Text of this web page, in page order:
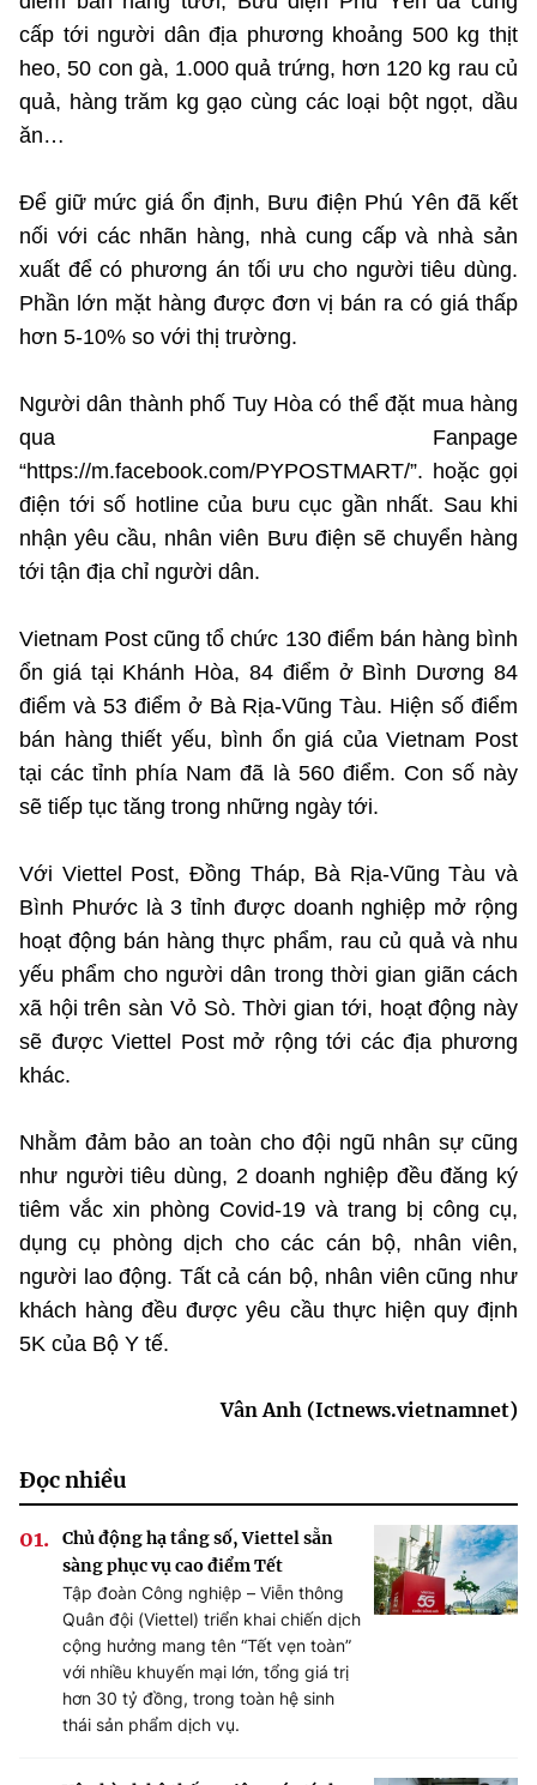
cấp tới người dân địa phương khoảng 500 kg thịt
heo, 50 con gà, 1.000 quả trứng, hơn 120 kg rau củ
quả, hàng trăm kg gạo cùng các loại bột ngọt, dầu
ăn…
Để giữ mức giá ổn định, Bưu điện Phú Yên đã kết
nối với các nhãn hàng, nhà cung cấp và nhà sản
xuất để có phương án tối ưu cho người tiêu dùng.
Phần lớn mặt hàng được đơn vị bán ra có giá thấp
hơn 5-10% so với thị trường.
Người dân thành phố Tuy Hòa có thể đặt mua hàng
qua Fanpage
“https://m.facebook.com/PYPOSTMART/”. hoặc gọi
điện tới số hotline của bưu cục gần nhất. Sau khi
nhận yêu cầu, nhân viên Bưu điện sẽ chuyển hàng
tới tận địa chỉ người dân.
Vietnam Post cũng tổ chức 130 điểm bán hàng bình
ổn giá tại Khánh Hòa, 84 điểm ở Bình Dương 84
điểm và 53 điểm ở Bà Rịa-Vũng Tàu. Hiện số điểm
bán hàng thiết yếu, bình ổn giá của Vietnam Post
tại các tỉnh phía Nam đã là 560 điểm. Con số này
sẽ tiếp tục tăng trong những ngày tới.
Với Viettel Post, Đồng Tháp, Bà Rịa-Vũng Tàu và
Bình Phước là 3 tỉnh được doanh nghiệp mở rộng
hoạt động bán hàng thực phẩm, rau củ quả và nhu
yếu phẩm cho người dân trong thời gian giãn cách
xã hội trên sàn Vỏ Sò. Thời gian tới, hoạt động này
sẽ được Viettel Post mở rộng tới các địa phương
khác.
Nhằm đảm bảo an toàn cho đội ngũ nhân sự cũng
như người tiêu dùng, 2 doanh nghiệp đều đăng ký
tiêm vắc xin phòng Covid-19 và trang bị công cụ,
dụng cụ phòng dịch cho các cán bộ, nhân viên,
người lao động. Tất cả cán bộ, nhân viên cũng như
khách hàng đều được yêu cầu thực hiện quy định
5K của Bộ Y tế.
Vân Anh (Ictnews.vietnamnet)
Đọc nhiều
Chủ động hạ tầng số, Viettel sẵn
sàng phục vụ cao điểm Tết
Tập đoàn Công nghiệp – Viễn thông
Quân đội (Viettel) triển khai chiến dịch
cộng hưởng mang tên “Tết vẹn toàn”
với nhiều khuyến mại lớn, tổng giá trị
hơn 30 tỷ đồng, trong toàn hệ sinh
thái sản phẩm dịch vụ.